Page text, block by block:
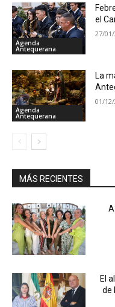
Agenda
Antequerana
el
27/
Agenda
Antequerana
La
01/
MÁS RECIENTES
El
de